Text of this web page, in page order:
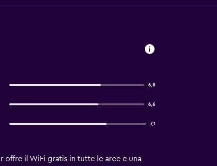
6,8
6,6
7,1
offre il WiFi gratis in tutte le aree e una